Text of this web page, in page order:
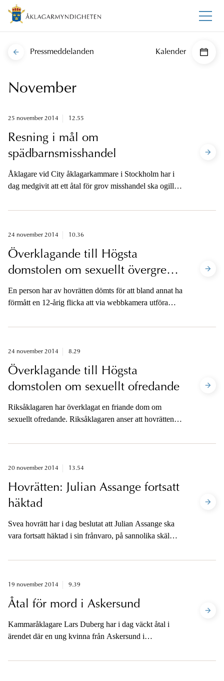
Pressmeddelanden Kalender
November
25 november 2014 12.55
Resning i mål om
spädbarnsmisshandel
Åklagare vid City åklagarkammare i Stockholm har i
dag medgivit att ett åtal för grov misshandel ska ogillas.
att ha utsatt sin dotter för yttre våld.
24 november 2014 10.36
Överklagande till Högsta
domstolen om sexuellt övergrepp
mot barn
En person har av hovrätten dömts för att bland annat ha
förmått en 12-årig flicka att via webbkamera utföra
rubricerat dessa som utnyttjande av barn för sexuell
24 november 2014 8.29
Överklagande till Högsta
domstolen om sexuellt ofredande
Riksåklagaren har överklagat en friande dom om
sexuellt ofredande. Riksåklagaren anser att hovrättens
prövningstillstånd bör meddelas på grund av domvilla
20 november 2014 13.54
Hovrätten: Julian Assange fortsatt
häktad
Svea hovrätt har i dag beslutat att Julian Assange ska
vara fortsatt häktad i sin frånvaro, på sannolika skäl
samt två fall av sexuellt ofredande.
19 november 2014 9.39
Åtal för mord i Askersund
Kammaråklagare Lars Duberg har i dag väckt åtal i
ärendet där en ung kvinna från Askersund i
åtalade är en annan ung kvinna. Brottsrubriceringen är